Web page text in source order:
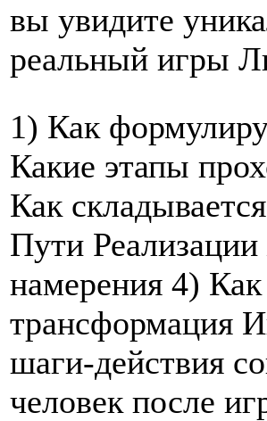
вы увидите
реальный игры
1) Как
Какие этапы
Как
Пути
намерения 4)
трансформация
шаги-действия
человек после